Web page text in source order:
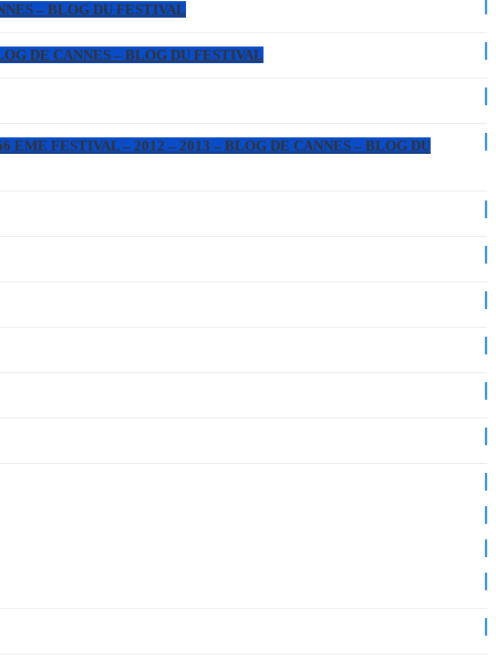
– BLOG DU FESTIVAL
DE CANNES – BLOG DU FESTIVAL
FESTIVAL – 2012 – 2013 – BLOG DE CANNES – BLOG DU